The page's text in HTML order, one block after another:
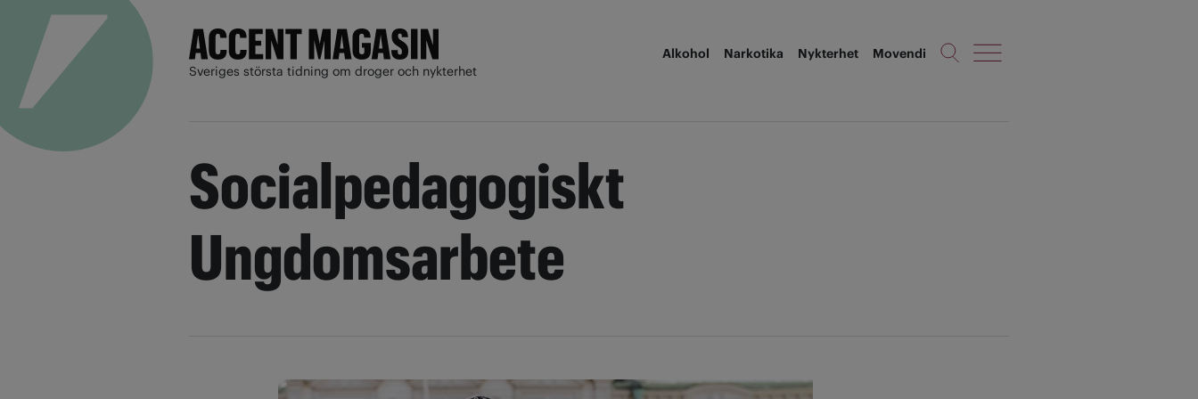
Sveriges största tidning om droger och nykterhet
Alkohol Narkotika Nykterhet Movendi
Socialpedagogiskt
Ungdomsarbete